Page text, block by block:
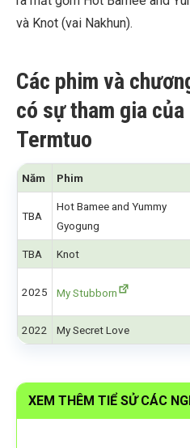
và Knot (vai Nakhun).
Các phim và
có sự tham gia
Termtuo
Năm Phim
TBA
Hot Bamee and Yummy
Gyogung
TBA Knot
2025 My Stubborn
2022 My Secret Love
XEM THÊM TIỂ SỬ CÁC